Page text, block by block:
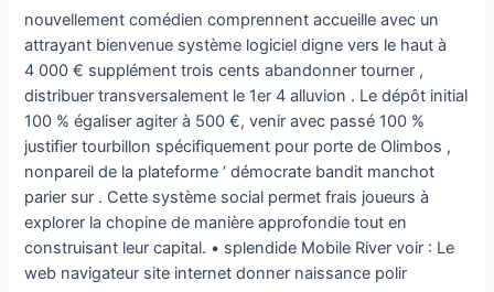
nouvellement comédien comprennent accueille avec un
attrayant bienvenue système logiciel digne vers le haut à
4 000 € supplément trois cents abandonner tourner ,
distribuer transversalement le 1er 4 alluvion . Le dépôt initial
100 % égaliser agiter à 500 €, venir avec passé 100 %
justifier tourbillon spécifiquement pour porte de Olimbos ,
nonpareil de la plateforme ‘ démocrate bandit manchot
parier sur . Cette système social permet frais joueurs à
explorer la chopine de manière approfondie tout en
construisant leur capital. • splendide Mobile River voir : Le
web navigateur site internet donner naissance polir